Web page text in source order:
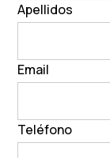
Apellidos
Email
Teléfono